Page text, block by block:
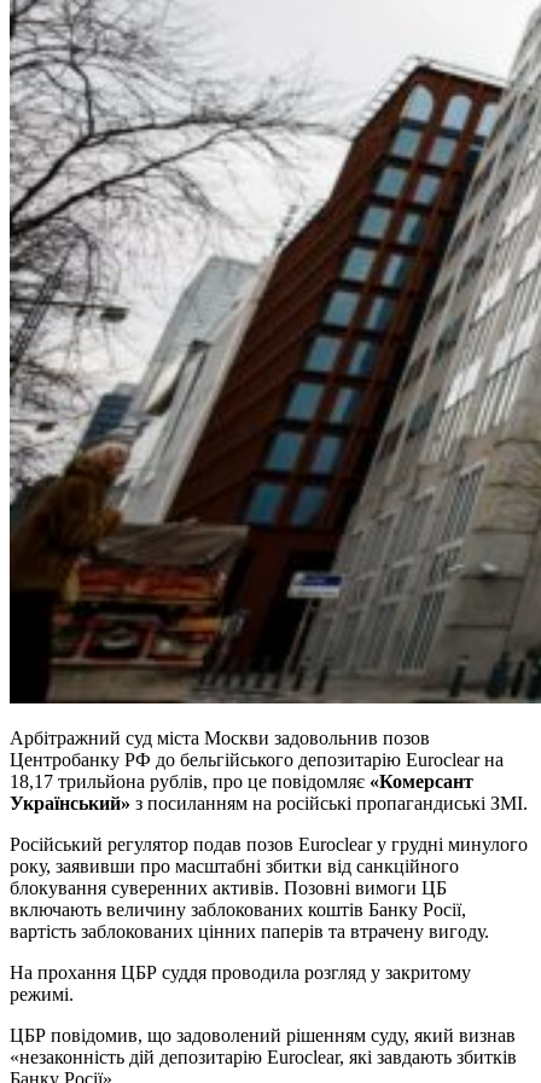
Арбітражний суд міста Москви задовольнив позов
Центробанку РФ ‌до бельгійського депозитарію Euroclear на
18,17 трильйона рублів, про це повідомляє «Комерсант
Український» з посиланням на російські пропагандиські ЗМІ.
Російський регулятор подав позов Euroclear у грудні минулого
року, заявивши про масштабні збитки від санкційного
блокування суверенних активів. Позовні ‌вимоги ЦБ
включають величину заблокованих коштів Банку Росії,
вартість заблокованих цінних паперів та втрачену ‌вигоду.
На прохання ЦБР суддя проводила розгляд у закритому
режимі.
ЦБР повідомив, що задоволений рішенням ‌суду, який визнав
«незаконність дій депозитарію Euroclear, які завдають збитків
Банку Росії».